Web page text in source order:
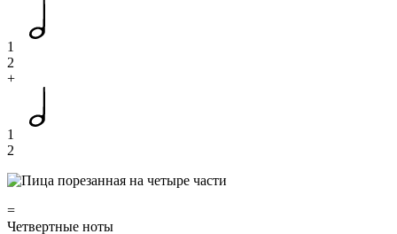
1
2
+
1
2
=
Четвертные ноты